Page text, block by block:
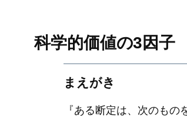
科学的価値の3因子
まえがき
『ある断定は、次のも